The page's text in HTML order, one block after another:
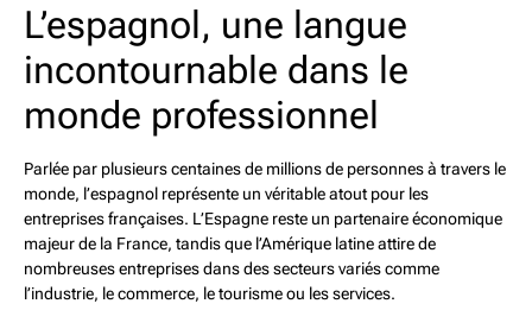
L’espagnol, une langue
incontournable dans le
monde professionnel
Parlée par plusieurs centaines de millions de personnes à travers le
monde, l’espagnol représente un véritable atout pour les
entreprises françaises. L’Espagne reste un partenaire économique
majeur de la France, tandis que l’Amérique latine attire de
nombreuses entreprises dans des secteurs variés comme
l’industrie, le commerce, le tourisme ou les services.